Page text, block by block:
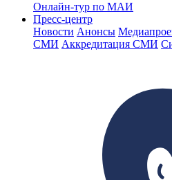
Онлайн-тур по МАИ
Пресс-центр
Новости Анонсы
СМИ Аккредитация СМИ